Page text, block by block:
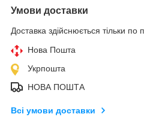
Умови доставки
Доставка здійснюється тільки по
Нова Пошта
Укрпошта
НОВА ПОШТА
Всі умови доставки